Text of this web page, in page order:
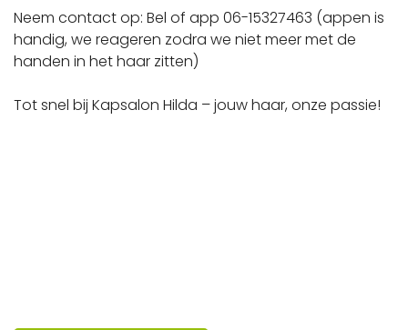
Neem contact op: Bel of app 06-15327463 (appen is
handig, we reageren zodra we niet meer met de
handen in het haar zitten)
Tot snel bij Kapsalon Hilda – jouw haar, onze passie!